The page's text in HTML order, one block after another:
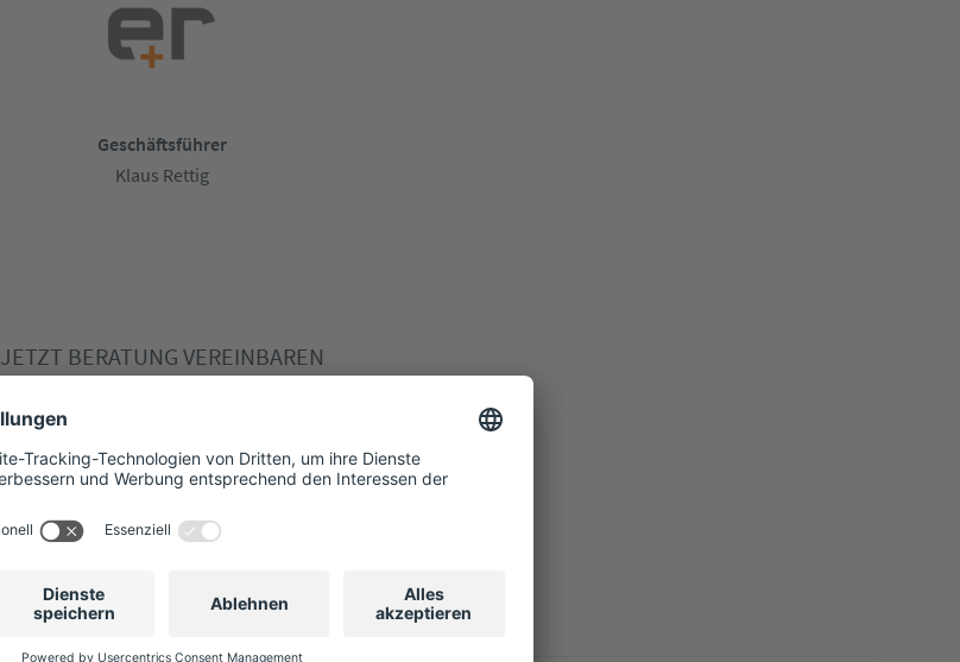
Geschäftsführer
Klaus Rettig
JETZT BERATUNG VEREINBAREN
oder direkt anrufen:
TELEFON: 030 863 20 34 00